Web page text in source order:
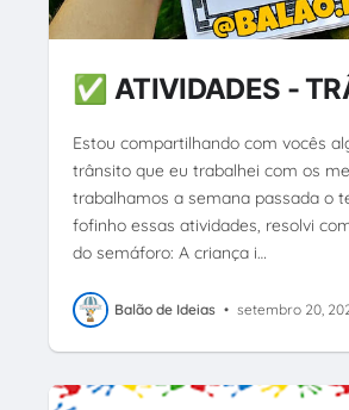
✅ ATIVIDADES -
Estou compartilhando com vocês
trânsito que eu trabalhei com os
trabalhamos a semana passada o
fofinho essas atividades, resolvi
do semáforo: A criança i…
Balão de Ideias • setembro 20,